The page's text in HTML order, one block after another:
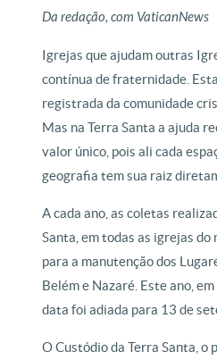
Da redação, com VaticanNews
Igrejas que ajudam outras
contínua de fraternidade.
registrada da comunidade
Mas na Terra Santa a ajuda
valor único, pois ali cada
geografia tem sua raiz
A cada ano, as coletas
Santa, em todas as igrejas do
para a manutenção dos
Belém e Nazaré. Este ano,
data foi adiada para 13 de
O Custódio da Terra Santa, o